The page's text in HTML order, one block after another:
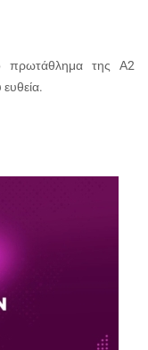
πρωτάθλημα της Α2